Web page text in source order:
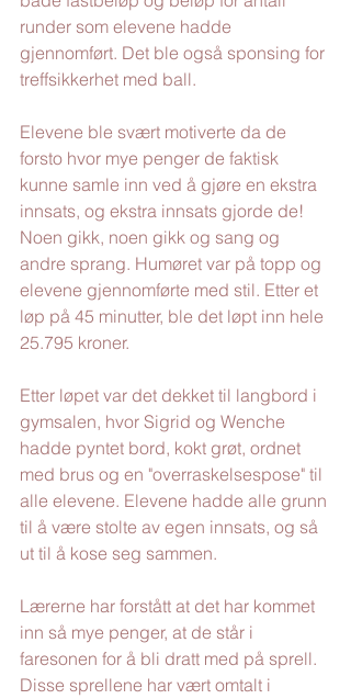
runder som elevene hadde
gjennomført. Det ble også sponsing for
treffsikkerhet med ball.
Elevene ble svært motiverte da de
forsto hvor mye penger de faktisk
kunne samle inn ved å gjøre en ekstra
innsats, og ekstra innsats gjorde de!
Noen gikk, noen gikk og sang og
andre sprang. Humøret var på topp og
elevene gjennomførte med stil. Etter et
løp på 45 minutter, ble det løpt inn hele
25.795 kroner.
Etter løpet var det dekket til langbord i
gymsalen, hvor Sigrid og Wenche
hadde pyntet bord, kokt grøt, ordnet
med brus og en "overraskelsespose" til
alle elevene. Elevene hadde alle grunn
til å være stolte av egen innsats, og så
ut til å kose seg sammen.
Lærerne har forstått at det har kommet
inn så mye penger, at de står i
faresonen for å bli dratt med på sprell.
Disse sprellene har vært omtalt i